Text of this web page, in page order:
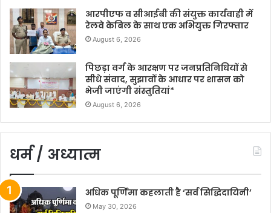
आरपीएफ व सीआईबी की संयुक्त कार्यवाही में
रेलवे केबिल के साथ एक अभियुक्त गिरफ्तार
August 6, 2026
पिछड़ा वर्ग के आरक्षण पर जनप्रतिनिधियों से
सीधे संवाद, सुझावों के आधार पर शासन को
भेजी जाएंगी संस्तुतियां*
August 6, 2026
धर्म / अध्यात्म
अधिक पूर्णिमा कहलाती है ‘सर्व सिद्धिदायिनी’
May 30, 2026